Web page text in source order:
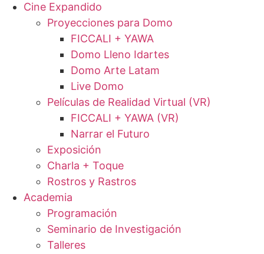
Cine Expandido
Proyecciones para Domo
FICCALI + YAWA
Domo Lleno Idartes
Domo Arte Latam
Live Domo
Películas de Realidad Virtual (VR)
FICCALI + YAWA (VR)
Narrar el Futuro
Exposición
Charla + Toque
Rostros y Rastros
Academia
Programación
Seminario de Investigación
Talleres